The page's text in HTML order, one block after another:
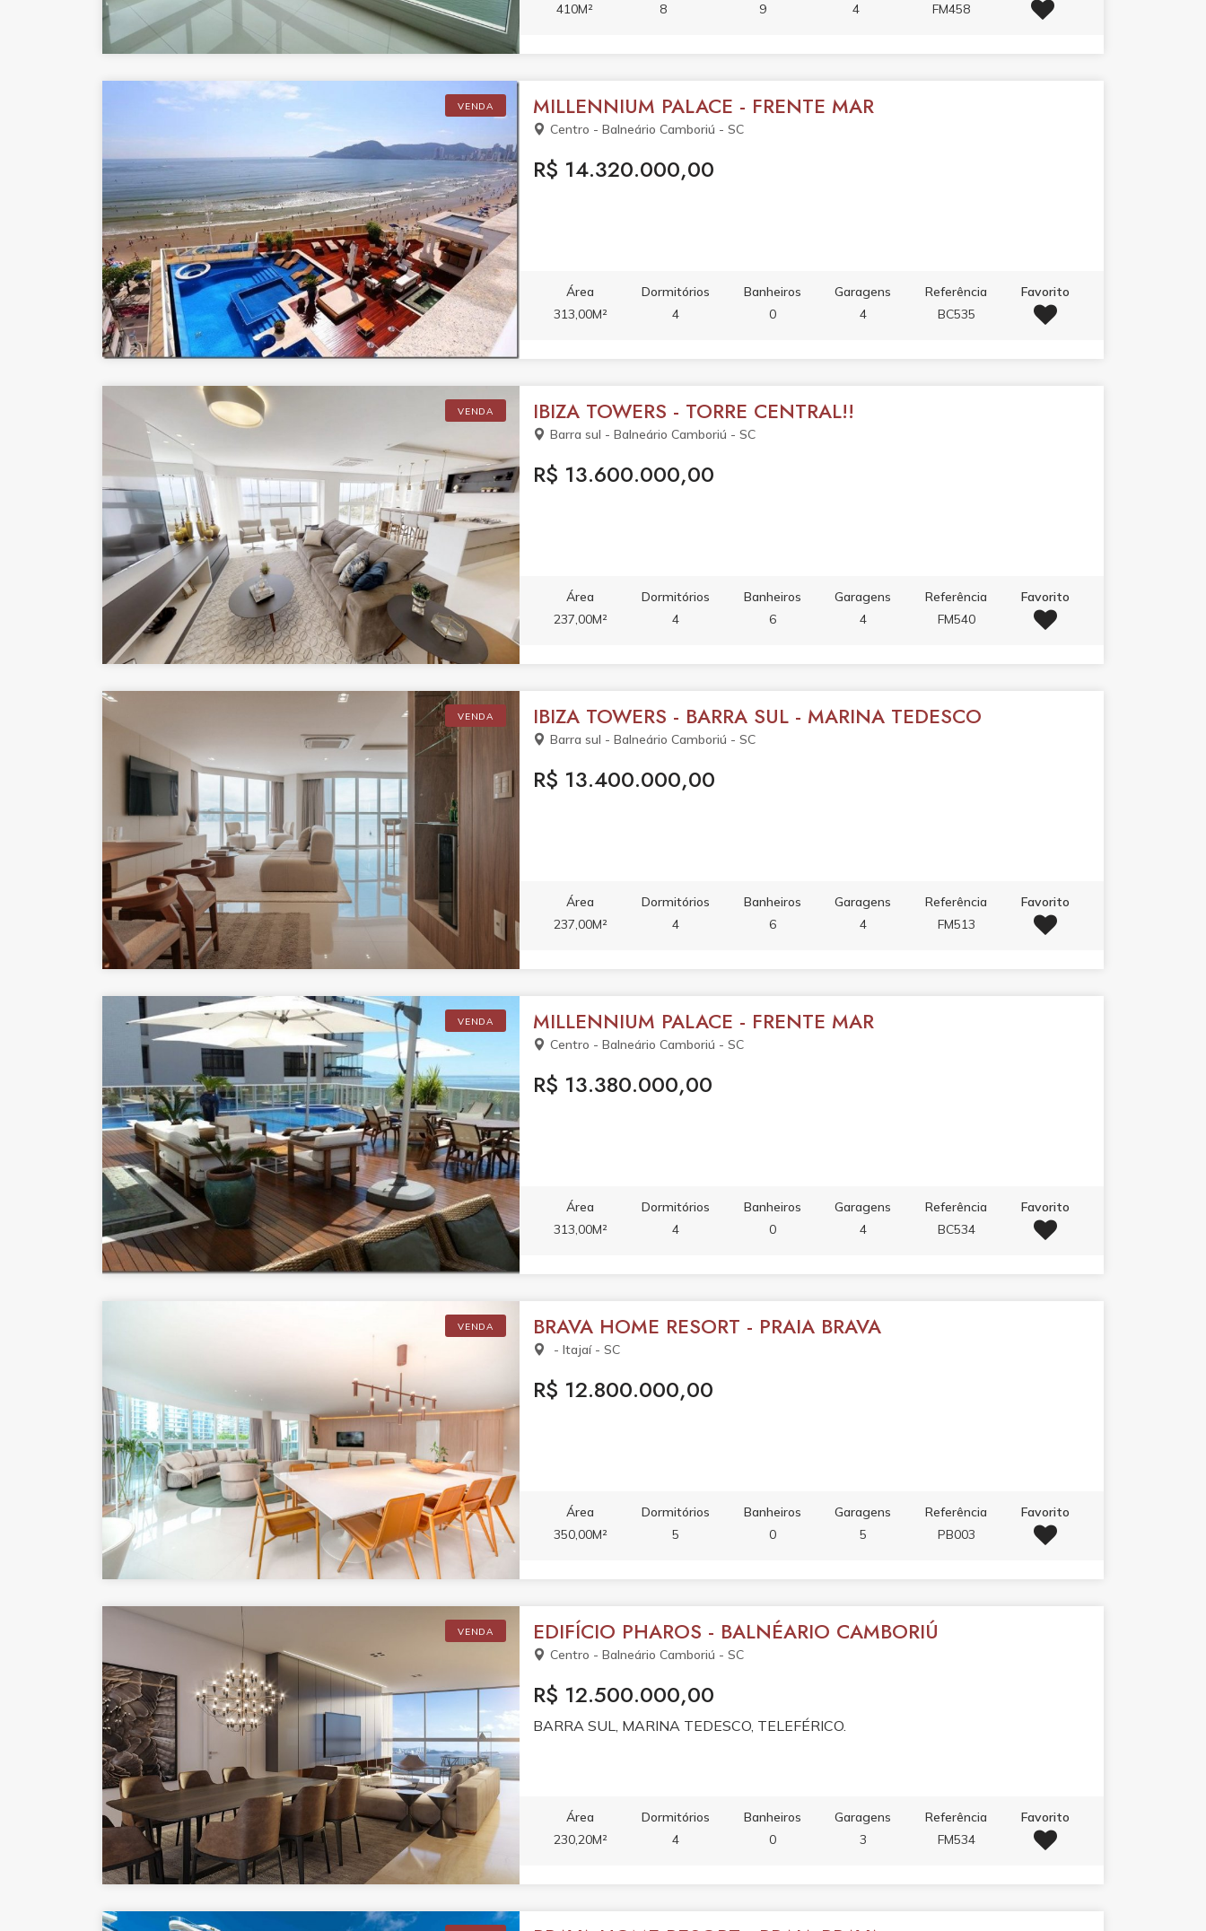
410M²
8
9
4
FM458
VENDA MILLENNIUM PALACE - FRENTE MAR
Centro - Balneário Camboriú - SC
R$ 14.320.000,00
Área
313,00M²
Dormitórios
4
Banheiros
0
Garagens
4
Referência
BC535
Favorito
VENDA IBIZA TOWERS - TORRE CENTRAL!!
Barra sul - Balneário Camboriú - SC
R$ 13.600.000,00
Área
237,00M²
Dormitórios
4
Banheiros
6
Garagens
4
Referência
FM540
Favorito
VENDA IBIZA TOWERS - BARRA SUL - MARINA TEDESCO
Barra sul - Balneário Camboriú - SC
R$ 13.400.000,00
Área
237,00M²
Dormitórios
4
Banheiros
6
Garagens
4
Referência
FM513
Favorito
VENDA MILLENNIUM PALACE - FRENTE MAR
Centro - Balneário Camboriú - SC
R$ 13.380.000,00
Área
313,00M²
Dormitórios
4
Banheiros
0
Garagens
4
Referência
BC534
Favorito
VENDA BRAVA HOME RESORT - PRAIA BRAVA
- Itajaí - SC
R$ 12.800.000,00
Área
350,00M²
Dormitórios
5
Banheiros
0
Garagens
5
Referência
PB003
Favorito
VENDA EDIFÍCIO PHAROS - BALNÉARIO CAMBORIÚ
Centro - Balneário Camboriú - SC
R$ 12.500.000,00
BARRA SUL, MARINA TEDESCO, TELEFÉRICO.
Área
230,20M²
Dormitórios
4
Banheiros
0
Garagens
3
Referência
FM534
Favorito